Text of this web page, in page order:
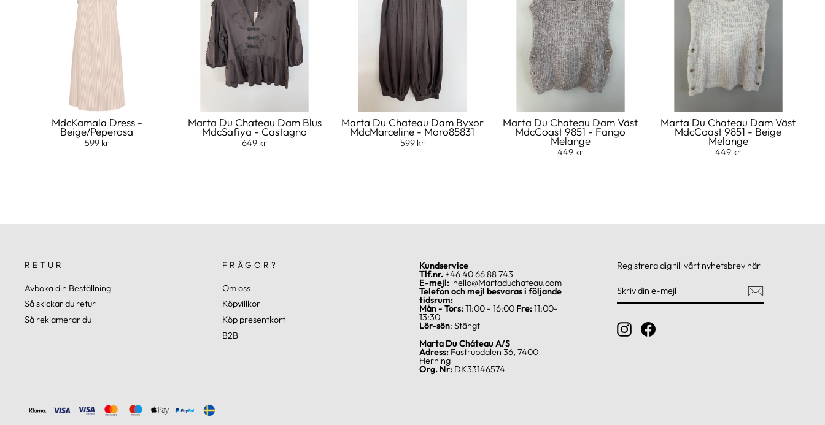
MdcKamala Dress -
Beige/Peperosa
599 kr
Marta Du Chateau Dam Blus
MdcSafiya - Castagno
649 kr
Marta Du Chateau Dam Byxor
MdcMarceline - Moro85831
599 kr
Marta Du Chateau Dam Väst
MdcCoast 9851 - Fango
Melange
449 kr
Marta Du Chateau Dam Väst
MdcCoast 9851 - Beige
Melange
449 kr
RETUR
Avboka din Beställning
Så skickar du retur
Så reklamerar du
FRÅGOR?
Om oss
Köpvillkor
Köp presentkort
B2B
Kundservice
Tlf.nr. +46 40 66 88 743
E-mejl: hello@Martaduchateau.com
Telefon och mejl besvaras i följande
tidsrum:
Mån - Tors:11:00 - 16:00 Fre:11:00-
13:30
Lör-sön: Stängt
Marta Du Cháteau A/S
Adress: Fastrupdalen 36, 7400
Herning
Org. Nr: DK33146574
Registrera dig till vårt nyhetsbrev här
DIN
E-
MEJL
DIG
InstagramFacebook